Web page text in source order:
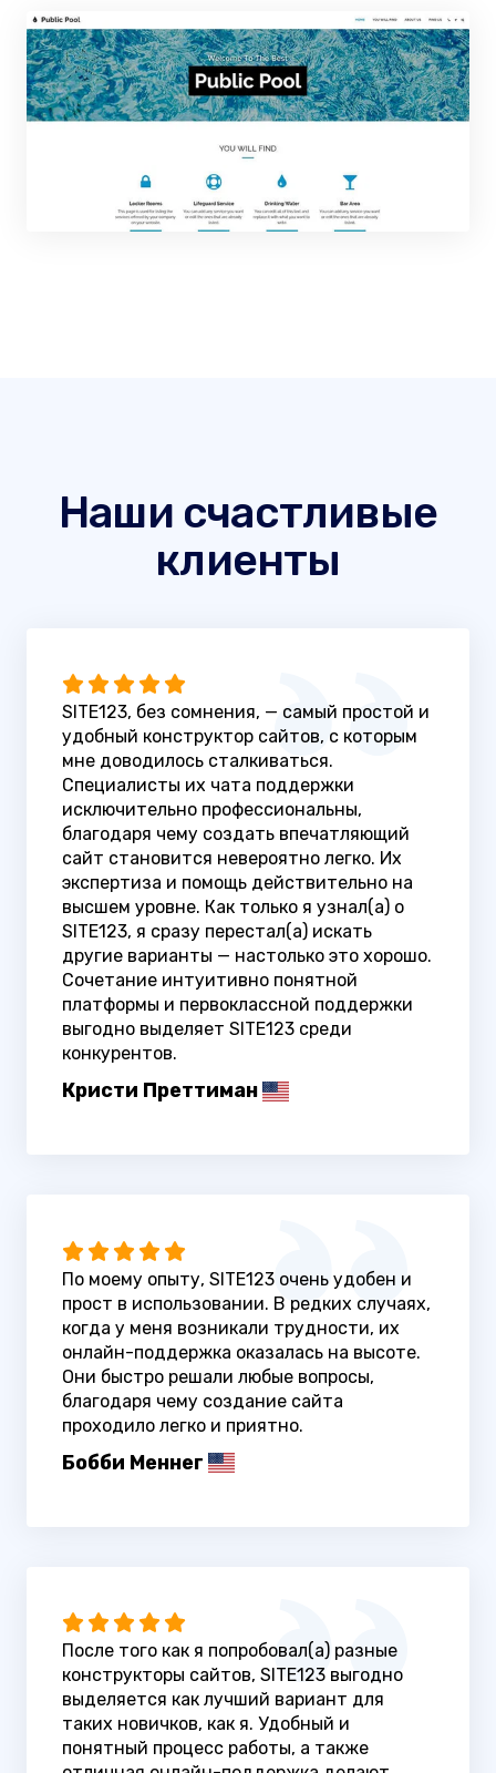
Наши счастливые
клиенты
SITE123, без сомнения, — самый простой и
удобный конструктор сайтов, с которым
мне доводилось сталкиваться.
Специалисты их чата поддержки
исключительно профессиональны,
благодаря чему создать впечатляющий
сайт становится невероятно легко. Их
экспертиза и помощь действительно на
высшем уровне. Как только я узнал(а) о
SITE123, я сразу перестал(а) искать
другие варианты — настолько это хорошо.
Сочетание интуитивно понятной
платформы и первоклассной поддержки
выгодно выделяет SITE123 среди
конкурентов.
Кристи Преттиман
По моему опыту, SITE123 очень удобен и
прост в использовании. В редких случаях,
когда у меня возникали трудности, их
онлайн-поддержка оказалась на высоте.
Они быстро решали любые вопросы,
благодаря чему создание сайта
проходило легко и приятно.
Бобби Меннег
После того как я попробовал(а) разные
конструкторы сайтов, SITE123 выгодно
выделяется как лучший вариант для
таких новичков, как я. Удобный и
понятный процесс работы, а также